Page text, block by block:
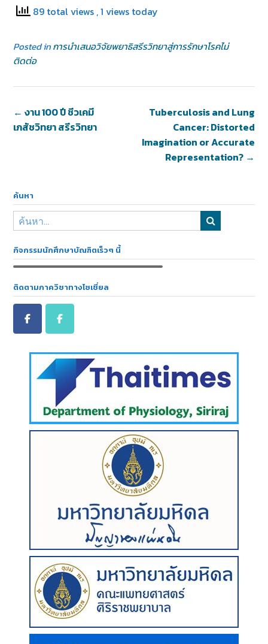
89 total views , 1 views today
Posted inการนำเสนอวิจัยพยาธิสรีรวิทยาสู่การรักษาโรคไม่
ติดต่อ
Tuberculosis and Lung
Cancer: Distorted
Imagination or Accurate
Representation? →
← งาน 100 ปี ชีวเคมี
เภสัชวิทยา สรีรวิทยา
ค้นหา
กิจกรรมนักศึกษาบัณฑิตเร็วๆ นี้
ติดตามภาควิชาทางโซเชี่ยล